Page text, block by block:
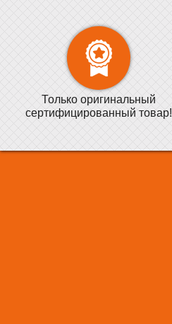
Только оригинальный
сертифицированный товар!